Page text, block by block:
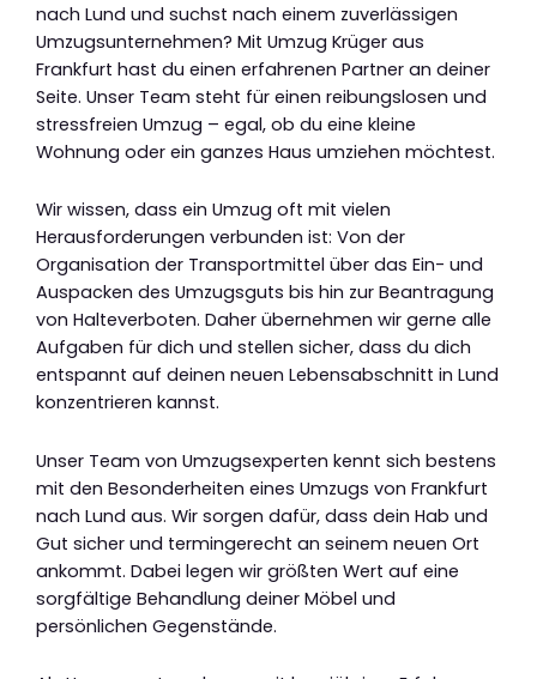
nach Lund und suchst nach einem zuverlässigen
Umzugsunternehmen? Mit Umzug Krüger aus
Frankfurt hast du einen erfahrenen Partner an deiner
Seite. Unser Team steht für einen reibungslosen und
stressfreien Umzug – egal, ob du eine kleine
Wohnung oder ein ganzes Haus umziehen möchtest.
Wir wissen, dass ein Umzug oft mit vielen
Herausforderungen verbunden ist: Von der
Organisation der Transportmittel über das Ein- und
Auspacken des Umzugsguts bis hin zur Beantragung
von Halteverboten. Daher übernehmen wir gerne alle
Aufgaben für dich und stellen sicher, dass du dich
entspannt auf deinen neuen Lebensabschnitt in Lund
konzentrieren kannst.
Unser Team von Umzugsexperten kennt sich bestens
mit den Besonderheiten eines Umzugs von Frankfurt
nach Lund aus. Wir sorgen dafür, dass dein Hab und
Gut sicher und termingerecht an seinem neuen Ort
ankommt. Dabei legen wir größten Wert auf eine
sorgfältige Behandlung deiner Möbel und
persönlichen Gegenstände.